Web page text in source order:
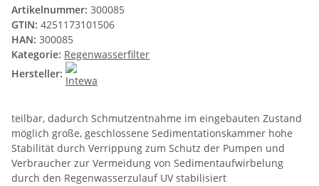
Artikelnummer: 300085
GTIN: 4251173101506
HAN: 300085
Kategorie: Regenwasserfilter
Hersteller:
teilbar, dadurch Schmutzentnahme im eingebauten Zustand
möglich große, geschlossene Sedimentationskammer hohe
Stabilität durch Verrippung zum Schutz der Pumpen und
Verbraucher zur Vermeidung von Sedimentaufwirbelung
durch den Regenwasserzulauf UV stabilisiert